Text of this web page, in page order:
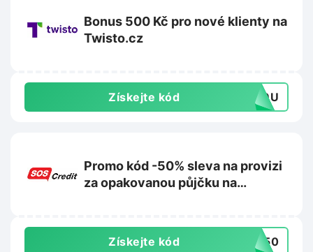
Bonus 500 Kč pro nové klienty na
Twisto.cz
Získejte kód 439U
Promo kód -50% sleva na provizi
za opakovanou půjčku na
Získejte kód dm50